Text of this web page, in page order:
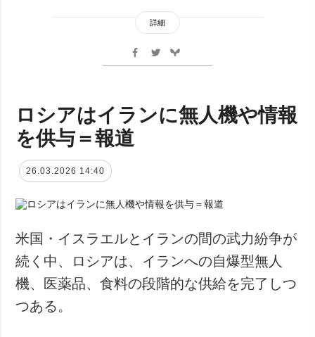
詳細
ロシアはイランに無人機や情報
を供与＝報道
26.03.2026 14:40
米国・イスラエルとイランの間の武力紛争が
続く中、ロシアは、イランへの自爆型無人
機、医薬品、食料の段階的な供給を完了しつ
つある。